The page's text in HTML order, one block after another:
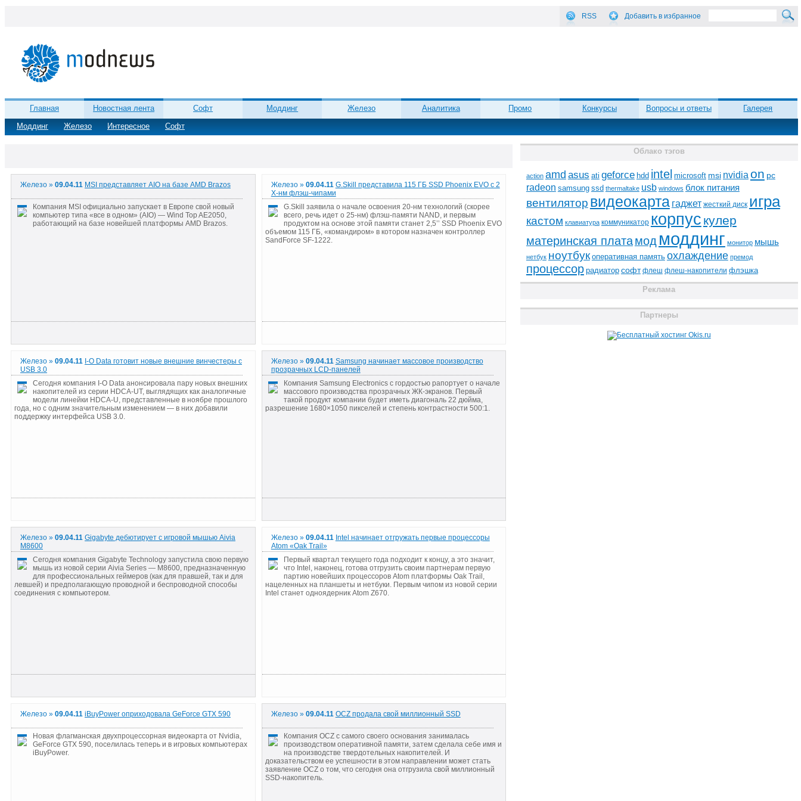
RSS Добавить в избранное
Главная
Новостная лента
Моддинг
Железо Интересное Софт
Софт Моддинг Железо Аналитика Промо Конкурсы Вопросы и ответы Галерея
Железо » 09.04.11 MSI представляет AIO на базе AMD Brazos
Компания MSI официально запускает в Европе свой новый
компьютер типа «все в одном» (AIO) — Wind Top AE2050,
работающий на базе новейшей платформы AMD Brazos.
Железо »09.04.11 G.Skill представила 115 ГБ SSD Phoenix EVO с 2
Х-нм флэш-чипами
G.Skill заявила о начале освоения 20-нм технологий (скорее
всего, речь идет о 25-нм) флэш-памяти NAND, и первым
продуктом на основе этой памяти станет 2,5’’ SSD Phoenix EVO
объемом 115 ГБ, «командиром» в котором назначен контроллер
SandForce SF-1222.
Железо » 09.04.11 I-O Data готовит новые внешние винчестеры с
USB 3.0
Сегодня компания I-O Data анонсировала пару новых внешних
накопителей из серии HDCA-UT, выглядящих как аналогичные
модели линейки HDCA-U, представленные в ноябре прошлого
года, но с одним значительным изменением — в них добавили
поддержку интерфейса USB 3.0.
Железо »09.04.11 Samsung начинает массовое производство
прозрачных LCD-панелей
Компания Samsung Electronics с гордостью рапортует о начале
массового производства прозрачных ЖК-экранов. Первый
такой продукт компании будет иметь диагональ 22 дюйма,
разрешение 1680×1050 пикселей и степень контрастности 500:1.
Железо » 09.04.11 Gigabyte дебютирует с игровой мышью Aivia
M8600
Сегодня компания Gigabyte Technology запустила свою первую
мышь из новой серии Aivia Series — M8600, предназначенную
для профессиональных геймеров (как для правшей, так и для
левшей) и предполагающую проводной и беспроводной способы
соединения с компьютером.
Железо »09.04.11 Intel начинает отгружать первые процессоры
Atom «Oak Trail»
Первый квартал текущего года подходит к концу, а это значит,
что Intel, наконец, готова отгрузить своим партнерам первую
партию новейших процессоров Atom платформы Oak Trail,
нацеленных на планшеты и нетбуки. Первым чипом из новой серии
Intel станет одноядерник Atom Z670.
Железо » 09.04.11 iBuyPower оприходовала GeForce GTX 590
Новая флагманская двухпроцессорная видеокарта от Nvidia,
GeForce GTX 590, поселилась теперь и в игровых компьютерах
iBuyPower.
Железо »09.04.11 OCZ продала свой миллионный SSD
Компания OCZ с самого своего основания занималась
производством оперативной памяти, затем сделала себе имя и
на производстве твердотельных накопителей. И
доказательством ее успешности в этом направлении может стать
заявление OCZ о том, что сегодня она отгрузила свой миллионный
SSD-накопитель.
Облако тэгов
action amd asus ati geforce hdd intel microsoft msi nvidia on pc
radeon samsung ssd thermaltake usb windows блок питания
вентилятор видеокарта гаджет жесткий диск игра
кастом клавиатура коммуникатор корпус кулер
материнская платамод моддинг монитор мышь
нетбук ноутбук оперативная память охлаждение премод
процессор радиатор софт флеш флеш-накопители флэшка
Реклама
Партнеры